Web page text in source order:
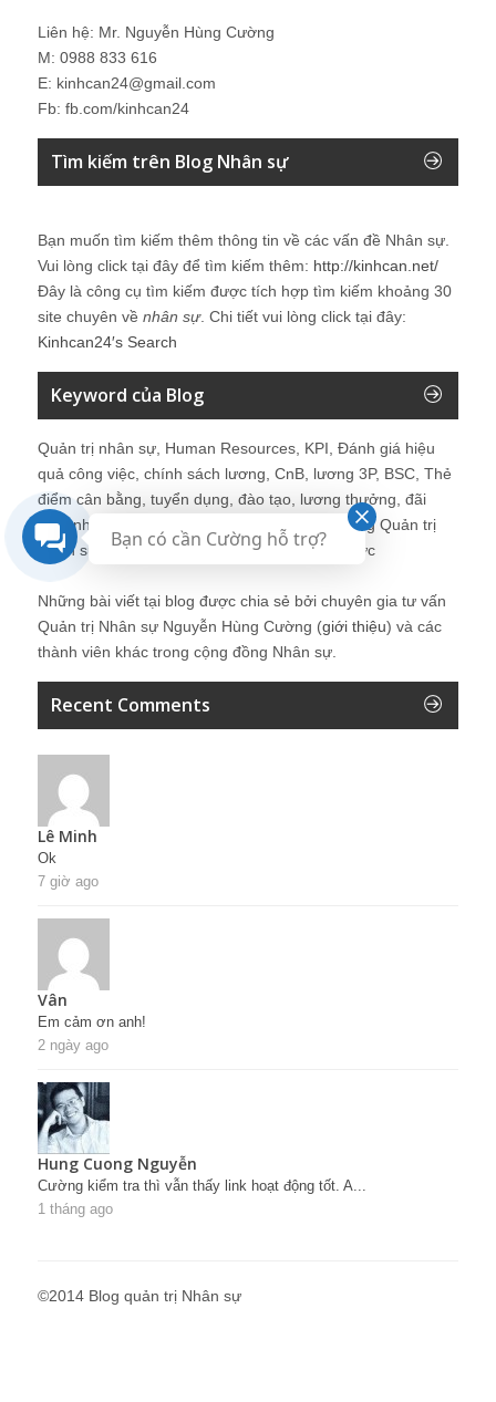
Liên hệ: Mr. Nguyễn Hùng Cường
M: 0988 833 616
E: kinhcan24@gmail.com
Fb: fb.com/kinhcan24
Tìm kiếm trên Blog Nhân sự
Bạn muốn tìm kiếm thêm thông tin về các vấn đề Nhân sự.
Vui lòng click tại đây để tìm kiếm thêm: http://kinhcan.net/
Đây là công cụ tìm kiếm được tích hợp tìm kiếm khoảng 30
site chuyên về nhân sự. Chi tiết vui lòng click tại đây:
Kinhcan24′s Search
Keyword của Blog
Quản trị nhân sự, Human Resources, KPI, Đánh giá hiệu
quả công việc, chính sách lương, CnB, lương 3P, BSC, Thẻ
điểm cân bằng, tuyển dụng, đào tạo, lương thưởng, đãi
ngộ, nhân sự, tổ chức, cơ cấu tổ chức, hệ thống Quản trị
Nhân sự, trưởng phòng Nhân sự, tái tạo tổ chức
Những bài viết tại blog được chia sẻ bởi chuyên gia tư vấn
Quản trị Nhân sự Nguyễn Hùng Cường (giới thiệu) và các
thành viên khác trong cộng đồng Nhân sự.
Recent Comments
Lê Minh
Ok
7 giờ ago
Vân
Em cảm ơn anh!
2 ngày ago
Hung Cuong Nguyễn
Cường kiểm tra thì vẫn thấy link hoạt động tốt. A...
1 tháng ago
©2014 Blog quản trị Nhân sự
Bạn có cần Cường hỗ trợ?